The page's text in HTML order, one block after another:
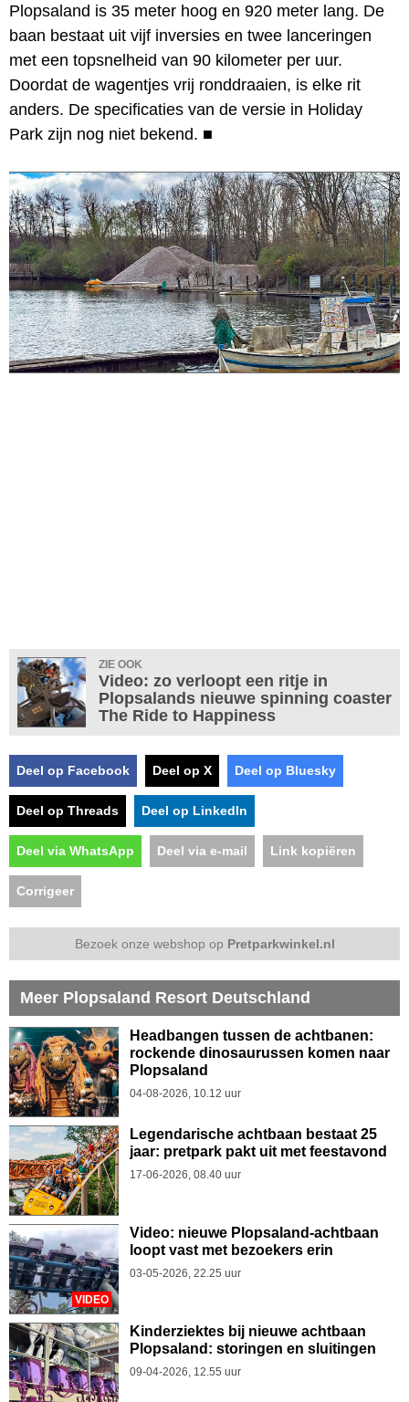
Plopsaland is 35 meter hoog en 920 meter lang. De
baan bestaat uit vijf inversies en twee lanceringen
met een topsnelheid van 90 kilometer per uur.
Doordat de wagentjes vrij ronddraaien, is elke rit
anders. De specificaties van de versie in Holiday
Park zijn nog niet bekend. ■
ZIE OOK
Video: zo verloopt een ritje in
Plopsalands nieuwe spinning coaster
The Ride to Happiness
Deel op Facebook Deel op X Deel op Bluesky
Deel op Threads Deel op LinkedIn
Deel via WhatsApp Deel via e-mail Link kopiëren
Corrigeer
Bezoek onze webshop op Pretparkwinkel.nl
Meer Plopsaland Resort Deutschland
Headbangen tussen de achtbanen:
rockende dinosaurussen komen naar
Plopsaland
04-08-2026, 10.12 uur
Legendarische achtbaan bestaat 25
jaar: pretpark pakt uit met feestavond
17-06-2026, 08.40 uur
VIDEO
Video: nieuwe Plopsaland-achtbaan
loopt vast met bezoekers erin
03-05-2026, 22.25 uur
Kinderziektes bij nieuwe achtbaan
Plopsaland: storingen en sluitingen
09-04-2026, 12.55 uur